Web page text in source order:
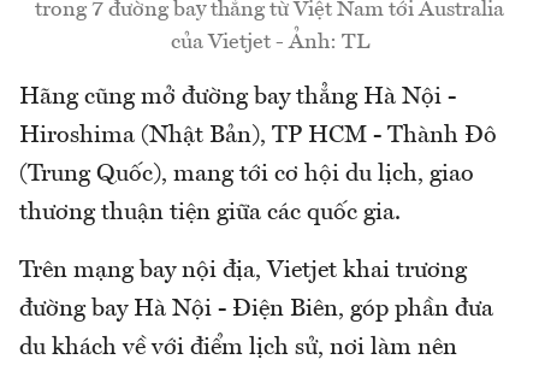
trong 7 đường bay thẳng từ Việt Nam tới Australia
của Vietjet - Ảnh: TL
Hãng cũng mở đường bay thẳng Hà Nội -
Hiroshima (Nhật Bản), TP HCM - Thành Đô
(Trung Quốc), mang tới cơ hội du lịch, giao
thương thuận tiện giữa các quốc gia.
Trên mạng bay nội địa, Vietjet khai trương
đường bay Hà Nội - Điện Biên, góp phần đưa
du khách về với điểm lịch sử, nơi làm nên